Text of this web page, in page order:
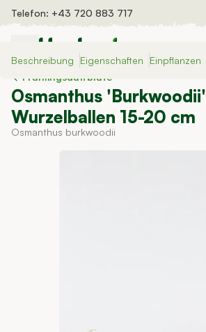
Telefon: +43 720 883 717
Heckenpflanzen
Fertighecken
Dünger und Bewässerung
Auswahlhilfe
Inspiration
Frühlingsduftblüte
Osmanthus 'Burkwoodii'
Wurzelballen 15-20 cm
Osmanthus burkwoodii
Beschreibung Eigenschaften Einpflanzen